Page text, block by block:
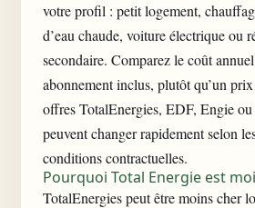
votre profil : petit logement,
d’eau chaude, voiture électrique ou
secondaire. Comparez le coût
abonnement inclus, plutôt qu’un
offres TotalEnergies, EDF, Engie
peuvent changer rapidement selon
conditions contractuelles.
Pourquoi Total Energie est
TotalEnergies peut être moins cher